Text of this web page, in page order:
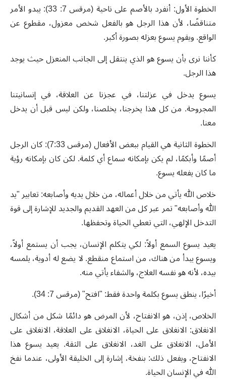
الخطوة الأول: أنفرد بالأصم على ناحية (مرقس 7: 33): يبدو الأمر
متناقضًا، لأن هذا الرجل هو بالفعل شخص معزول، مقطوع عن
الواقع. ويقوم يسوع بعزله بصورة أكبر.
كأننا نرى بأن يسوع هو الذي ينتقل إلى الجانب المنعزل حيث يوجد
هذا الرجل.
يسوع يدخل في عزلتنا، في عجزنا عن العلاقة، في إنسانيتنا
المجروحة. من كل هذا يخرجنا، يخلصنا، ولكن ليس قبل أن يدخل
معنا.
الخطوة الثانية هي القيام ببعض الأفعال (مرقس 7:33): كان الرجل
أصمًا وأبكمًا، لم يكن بإمكانه سماع أي كلمة. لكن كان بإمكانه رؤية
ما كان يفعله يسوع.
خلاص الله يأتي من خلال أعماله، من خلال يديه وأصابعه: تعابير "يد
الله وأصابعه" تمر عبر كل من العهد القديم والجديد للإشارة إلى قوة
التدخل الإلهي، التي تعطي الحياة وتحفظها.
يعيد يسوع السمع أولاً: لكي يتكلم الإنسان، يجب أن يستمع أولاً،
ويسوع يبدأ من هناك، من استماع منقطع. لا يضع له أدوية، يلمسه
بيده، لأنه هو نفسه العلاج، والشفاء يأتي منه.
أخيرًا، ينطق يسوع بكلمة واحدة فقط: "افتح" (مرقس 7: 34).
الخلاص، إذن، هو الانفتاح، لأن المرض هو دائمًا شكل من أشكال
الانغلاق: الانغلاق على الحياة، الانغلاق على العلاقة، الانغلاق على
الأمل، الانغلاق على الغد، الانغلاق على الثقة. يعيد يسوع هذا
الانفتاح، ويفعل ذلك: بنفخة، إشارة إلى الخليقة الأولى، عندما نفخ
الله في الإنسان الحياة.